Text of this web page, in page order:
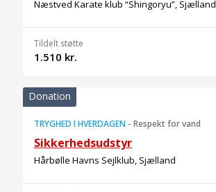
Næstved Karate klub “Shingoryu”, Sjælland
Tildelt støtte
1.510 kr.
Donation
TRYGHED I HVERDAGEN - Respekt for vand
Sikkerhedsudstyr
Hårbølle Havns Sejlklub, Sjælland